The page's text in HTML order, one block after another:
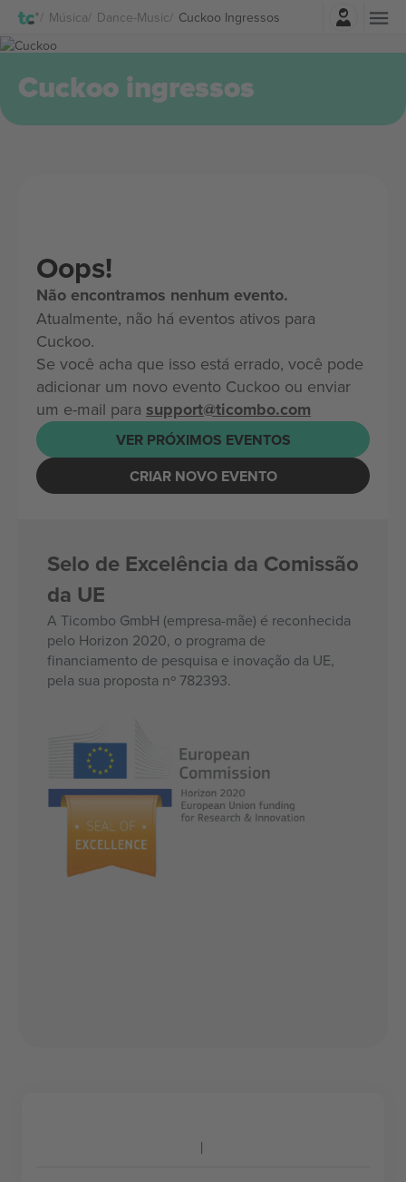
Música Dance-Music Cuckoo Ingressos
Entrar
Cuckoo ingressos
Oops!
Não encontramos nenhum evento.
Atualmente, não há eventos ativos para
Cuckoo.
Se você acha que isso está errado, você pode
adicionar um novo evento Cuckoo ou enviar
um e-mail para support@ticombo.com
VER PRÓXIMOS EVENTOS
CRIAR NOVO EVENTO
Selo de Excelência da Comissão
da UE
A Ticombo GmbH (empresa-mãe) é reconhecida
pelo Horizon 2020, o programa de
financiamento de pesquisa e inovação da UE,
pela sua proposta nº 782393.